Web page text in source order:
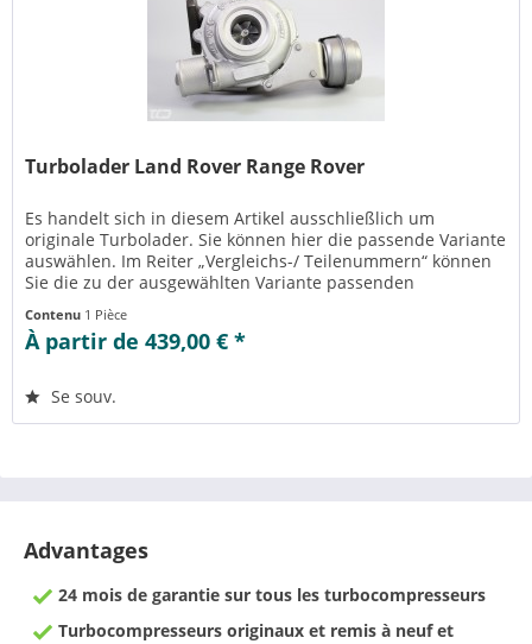
Turbolader Land Rover Range Rover
Es handelt sich in diesem Artikel ausschließlich um
originale Turbolader. Sie können hier die passende Variante
auswählen. Im Reiter „Vergleichs-/ Teilenummern“ können
Sie die zu der ausgewählten Variante passenden
Teilenummern einsehen....
Contenu 1 Pièce
À partir de 439,00 € *
Se souv.
Advantages
24 mois de garantie sur tous les turbocompresseurs
Turbocompresseurs originaux et remis à neuf et